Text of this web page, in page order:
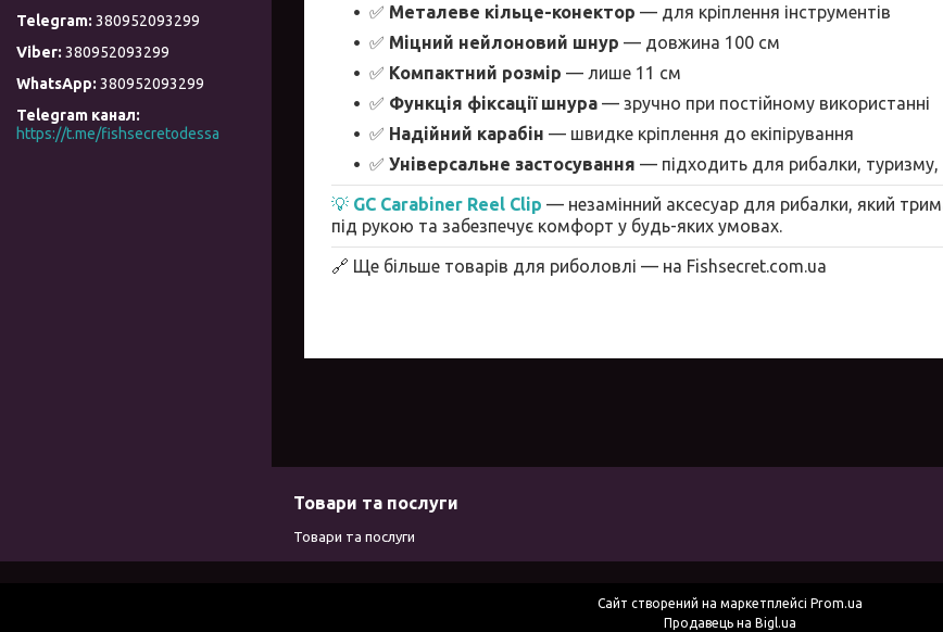
✅ Металеве кільце-конектор — для кріплення інструментів
✅ Міцний нейлоновий шнур — довжина 100 см
✅ Компактний розмір — лише 11 см
✅ Функція фіксації шнура — зручно при постійному використанні
✅ Надійний карабін — швидке кріплення до екіпірування
✅ Універсальне застосування — підходить для рибалки, туризму,
💡 GC Carabiner Reel Clip — незамінний аксесуар для рибалки, який
під рукою та забезпечує комфорт у будь-яких умовах.
🔗 Ще більше товарів для риболовлі — на Fishsecret.com.ua
380952093299
380952093299
380952093299
Telegram канал
https://t.me/fishsecretodessa
Товари та послуги
Товари та послуги
Сайт створений на маркетплейсі Prom.ua
Продавець на Bigl.ua